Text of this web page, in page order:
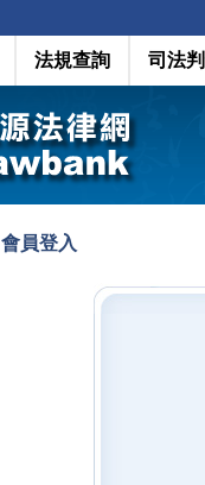
法規查詢 司法
會員登入